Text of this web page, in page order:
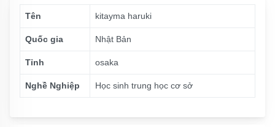
Tên kitayma haruki
Quốc gia Nhật Bản
Tỉnh osaka
Nghề Nghiệp Học sinh trung học cơ sở